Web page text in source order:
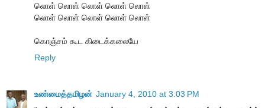
லொள் லொள் லொள் லொள் லொள்
லொள் லொள் லொள் லொள் லொள்
கொஞ்சம் கூட கிடைக்கலையே
Reply
உண்மைத்தமிழன் January 4, 2010 at 3:03 PM